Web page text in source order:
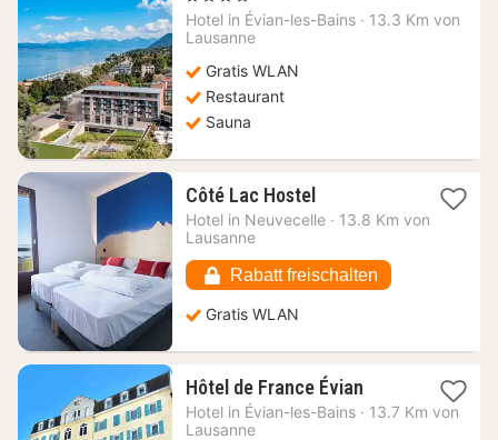
ab
Hotel in Évian-les-Bains · 13.3 Km von
Lausanne
Gratis WLAN
Restaurant
Sauna
Côté Lac Hostel1
Nacht
€
Hotel in Neuvecelle · 13.8 Km von
Lausanne
Rabatt freischalten
Gratis WLAN
Hôtel de France Évian1
Nacht
Hotel in Évian-les-Bains · 13.7 Km von
Lausanne